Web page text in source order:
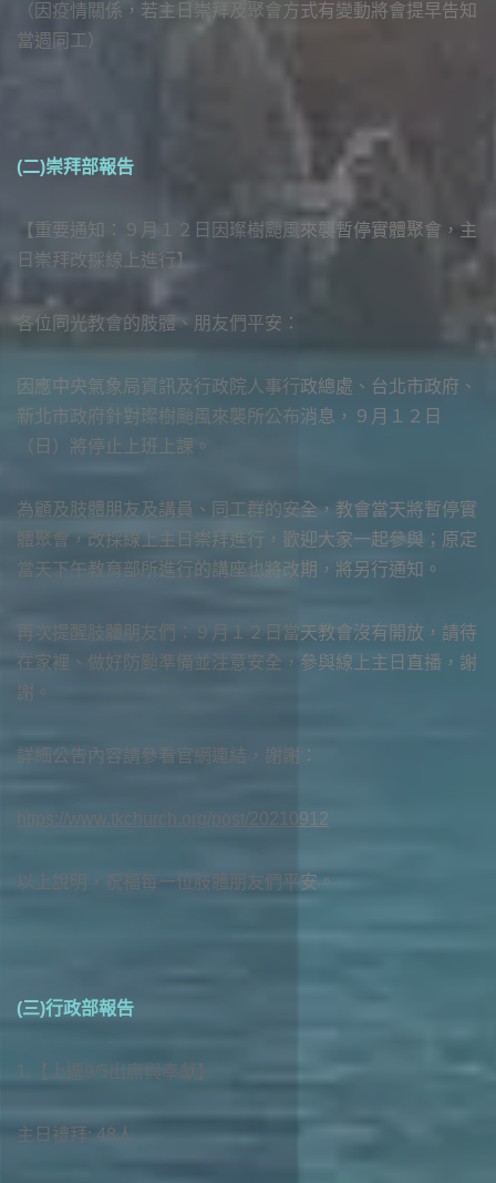
（因疫情關係，若主日崇拜及聚會方式有變動將會提早告知
當週同工）
(二)崇拜部報告
【重要通知：９月１２日因璨樹颱風來襲暫停實體聚會，主
日崇拜改採線上進行】
各位同光教會的肢體、朋友們平安：
因應中央氣象局資訊及行政院人事行政總處、台北市政府、
新北市政府針對璨樹颱風來襲所公布消息，９月１２日
（日）將停止上班上課。
為顧及肢體朋友及講員、同工群的安全，教會當天將暫停實
體聚會，改採線上主日崇拜進行，歡迎大家一起參與；原定
當天下午教育部所進行的講座也將改期，將另行通知。
再次提醒肢體朋友們：９月１２日當天教會沒有開放，請待
在家裡、做好防颱準備並注意安全，參與線上主日直播，謝
謝。
詳細公告內容請參看官網連結，謝謝：
https://www.tkchurch.org/post/20210912
以上說明，祝福每一位肢體朋友們平安。
(三)行政部報告
1.【上週9/5出席與奉獻】
主日禮拜: 48人